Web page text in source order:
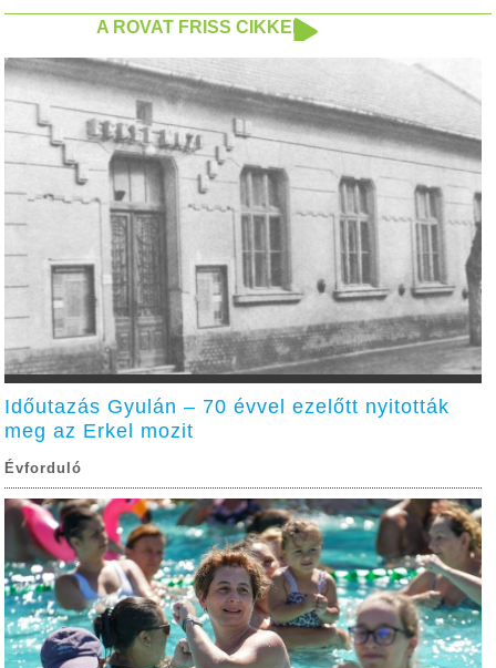
A ROVAT FRISS CIKKEI
Időutazás Gyulán – 70 évvel ezelőtt nyitották
meg az Erkel mozit
Évforduló